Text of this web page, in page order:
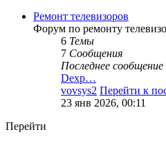
Ремонт телевизоров
Форум по ремонту
6 Темы
7 Сообщения
Последнее сообщение
Dexp…
vovsys2 Перейти к
23 янв 2026, 00:11
Перейти